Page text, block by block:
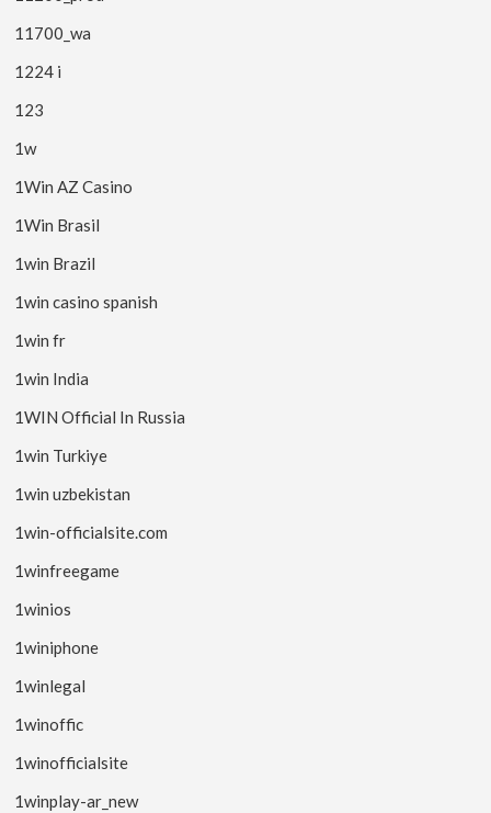
11700_wa
1224 i
123
1w
1Win AZ Casino
1Win Brasil
1win Brazil
1win casino spanish
1win fr
1win India
1WIN Official In Russia
1win Turkiye
1win uzbekistan
1win-officialsite.com
1winfreegame
1winios
1winiphone
1winlegal
1winoffic
1winofficialsite
1winplay-ar_new